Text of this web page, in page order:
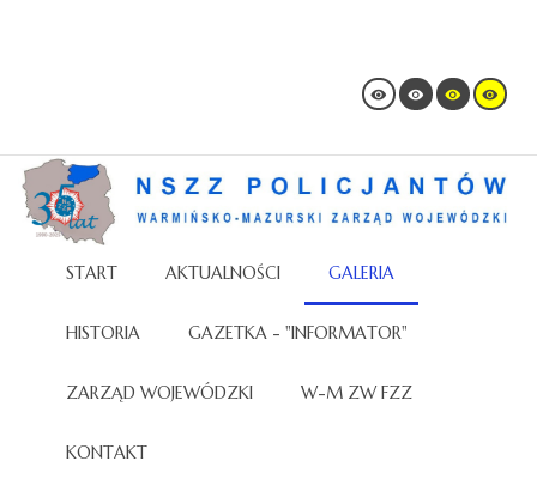
START AKTUALNOŚCI GALERIA
HISTORIA GAZETKA - "INFORMATOR"
ZARZĄD WOJEWÓDZKI W-M ZW FZZ
KONTAKT